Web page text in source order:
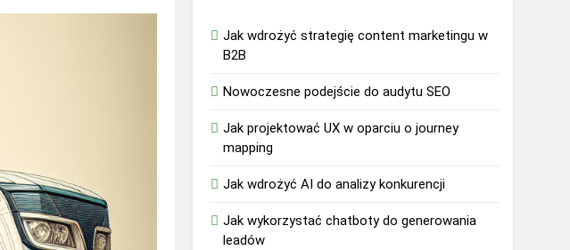
Jak wdrożyć strategię content marketingu w
B2B
Nowoczesne podejście do audytu SEO
Jak projektować UX w oparciu o journey
mapping
Jak wdrożyć AI do analizy konkurencji
Jak wykorzystać chatboty do generowania
leadów